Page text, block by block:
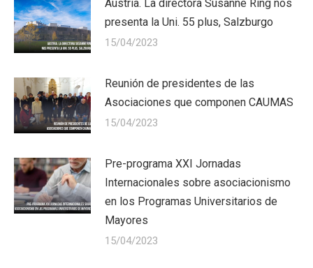
Austria. La directora Susanne Ring nos
presenta la Uni. 55 plus, Salzburgo
15/04/2023
Reunión de presidentes de las
Asociaciones que componen CAUMAS
15/04/2023
Pre-programa XXI Jornadas
Internacionales sobre asociacionismo
en los Programas Universitarios de
Mayores
15/04/2023